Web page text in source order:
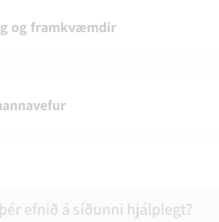
og framkvæmdir
efnið á síðunni hjálplegt?